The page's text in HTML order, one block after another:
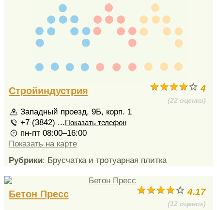
4
(22 оценки)
Стройиндустрия
Западный проезд, 9Б, корп. 1
+7 (3842) ...Показать телефон
пн-пт 08:00–16:00
Показать на карте
Рубрики: Брусчатка и тротуарная плитка
4.17
(12 оценок)
Бетон Пресс